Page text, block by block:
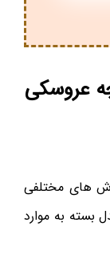
عروسکی
های مختلفی
به موارد